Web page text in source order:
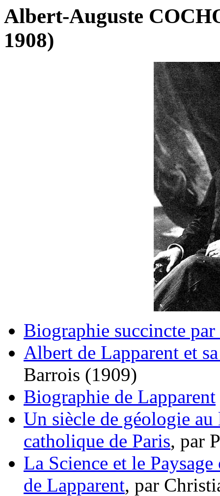
Albert-Auguste
1908)
Biographie succincte
Albert de Lapparent et
Barrois (1909)
Biographie de Lapparent
Un siècle de géologie
catholique de Paris, par
La Science et le
de Lapparent, par